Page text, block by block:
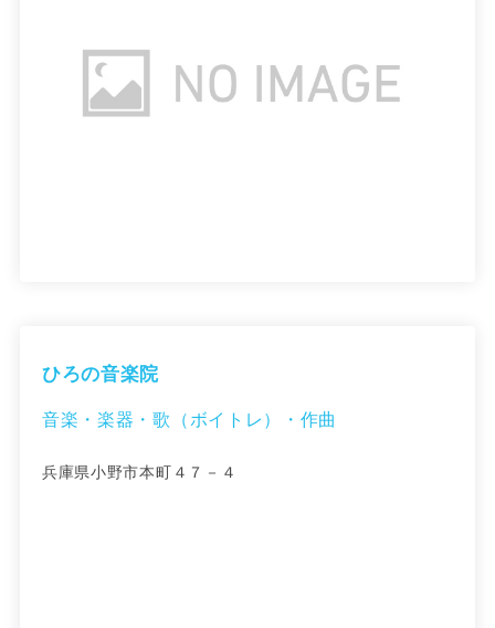
ひろの音楽院
音楽・楽器・歌（ボイトレ）・作曲
兵庫県小野市本町４７－４